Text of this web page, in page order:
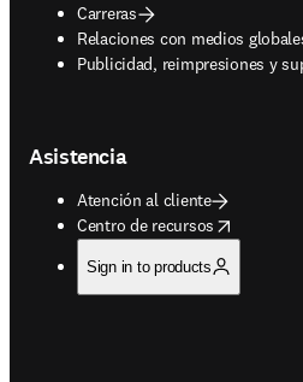
Carreras
Relaciones con medios
Publicidad, reimpresiones y
opens in new tab/window
Asistencia
Atención al cliente
Centro de recursos
opens in new tab/window
Sign in to products